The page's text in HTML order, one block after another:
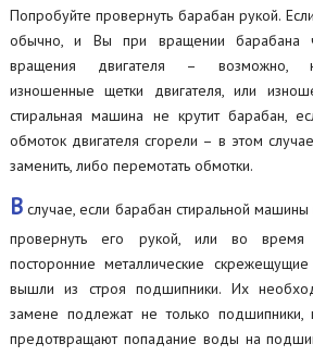
Попробуйте провернуть барабан рукой.
обычно, и Вы при вращении барабана
вращения двигателя – возможно,
изношенные щетки двигателя, или
стиральная машина не крутит барабан,
обмоток двигателя сгорели – в этом
заменить, либо перемотать обмотки.
В случае, если барабан стиральной машины
провернуть его рукой, или во время
посторонние металлические
вышли из строя подшипники. Их
замене подлежат не только подшипники,
предотвращают попадание воды на